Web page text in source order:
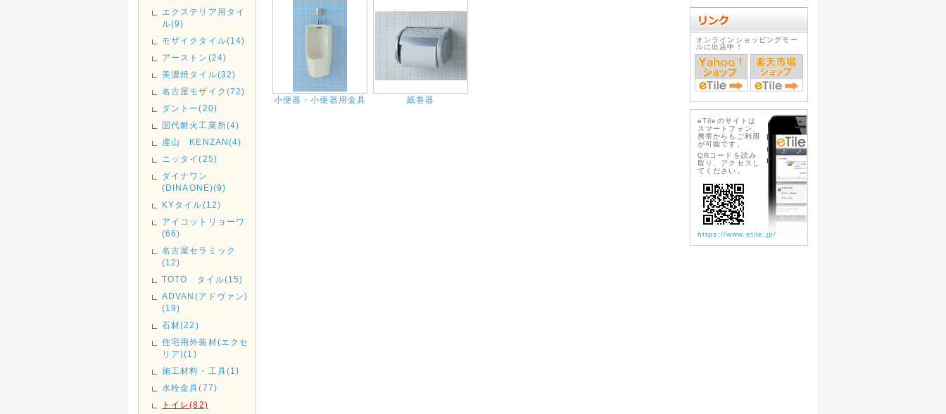
エクステリア用タイ
ル(9)
モザイクタイル(14)
アーストン(24)
美濃焼タイル(32)
名古屋モザイク(72)
ダントー(20)
国代耐火工業所(4)
虔山 KENZAN(4)
ニッタイ(25)
ダイナワン
(DINAONE)(9)
KYタイル(12)
アイコットリョーワ
(66)
名古屋セラミック
(12)
TOTO タイル(15)
ADVAN(アドヴァン)
(19)
石材(22)
住宅用外装材(エクセ
リア)(1)
施工材料・工具(1)
水栓金具(77)
トイレ(82)
小便器・小便器用金具 紙巻器
オンラインショッピングモー
ルに出店中！
eTileのサイトは
スマートフォン、
携帯からもご利用
が可能です。
QRコードを読み
取り、アクセスし
てください。
https://www.etile.jp/